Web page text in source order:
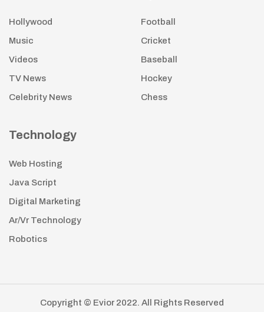
Hollywood
Music
Videos
TV News
Celebrity News
Football
Cricket
Baseball
Hockey
Chess
Technology
Web Hosting
Java Script
Digital Marketing
Ar/Vr Technology
Robotics
Copyright © Evior 2022. All Rights Reserved